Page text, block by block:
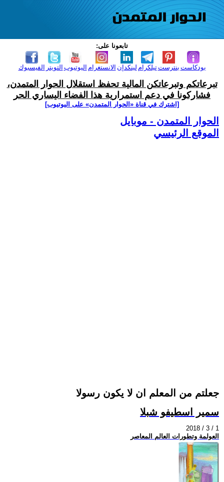
تابعونا على:
الفيسبوك التويتر اليوتيوب الانستغرام لينكدإن تيلكرامبنترست بودكاست
تبرعاتكم وتبرعاتكن المالية تحفظ استقلال الحوار المتمدن،
فشاركونا في دعم استمرارية هذا الفضاء اليساري الحر
[اشترك في قناة ‫«الحوار المتمدن» على اليوتيوب]
الحوار المتمدن - موبايل
الموقع الرئيسي
جعلتم من المعلم ان لا يكون رسولا
سمير اسطيفو شبلا
2018 / 3 / 1
العولمة وتطورات العالم المعاصر